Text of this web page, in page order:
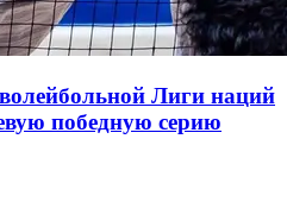
Лиги наций
победную серию